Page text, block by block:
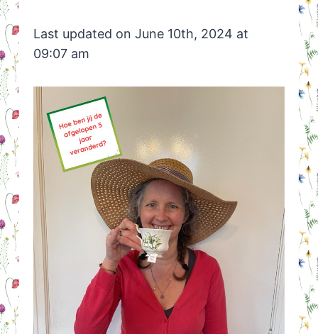
Last updated on June 10th, 2024 at
09:07 am